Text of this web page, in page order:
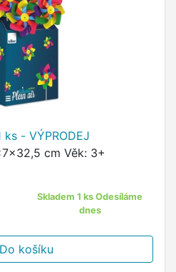
- VÝPRODEJ
cm Věk: 3+
Skladem 1 ks Odesíláme
dnes
košíku